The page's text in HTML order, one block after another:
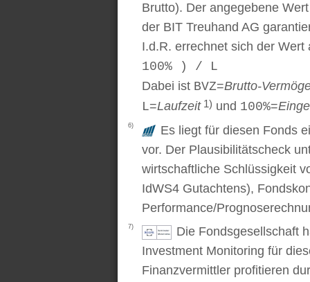
Brutto). Der angegebene
der BIT Treuhand AG
I.d.R. errechnet sich der
100% ) / L
Dabei ist BVZ=Brutto-
L=Laufzeit1) und 100%=
6)
Es liegt für diesen Fonds
vor. Der Plausibilitätscheck
wirtschaftliche Schlüssigkeit
IdWS4 Gutachtens),
Performance/
7)
Die Fondsgesellschaft
Investment Monitoring für
Finanzvermittler profitieren